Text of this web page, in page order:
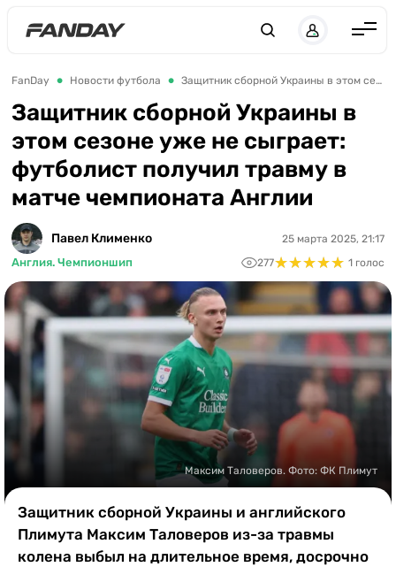
Англия
Испания
Германия
Италия
Франция
ЛЕ
ЧЕ-2028
Букмекеры
Казино
FanDay Новости футбола Защитник сборной Украины в этом сезоне уже не сыграет: футболист получил травму в матче чемпионата Англии
Защитник сборной Украины в
этом сезоне уже не сыграет:
футболист получил травму в
матче чемпионата Англии
Павел Клименко
Англия. Чемпионшип
25 марта 2025, 21:17
277★★★★★
★★★★★ 1 голос
Максим Таловеров. Фото: ФК Плимут
Защитник сборной Украины и английского
Плимута Максим Таловеров из-за травмы
колена выбыл на длительное время, досрочно